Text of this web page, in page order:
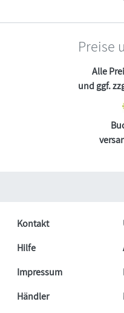
Preise
Alle
und ggf.
Kontakt
Hilfe
Impressum
Händler